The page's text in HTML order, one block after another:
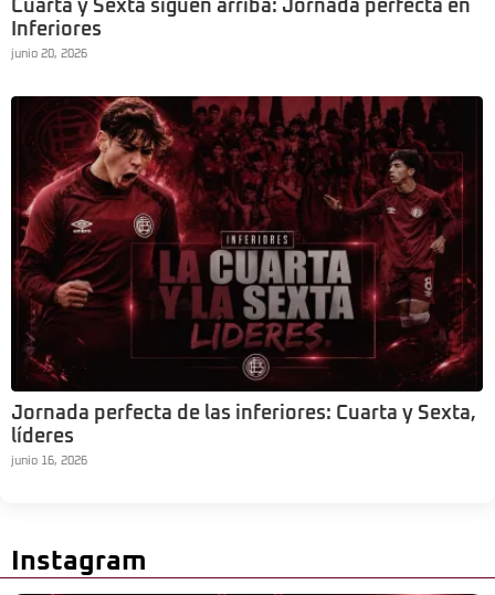
Cuarta y Sexta siguen arriba: Jornada perfecta en
Inferiores
junio 20, 2026
Jornada perfecta de las inferiores: Cuarta y Sexta,
líderes
junio 16, 2026
Instagram